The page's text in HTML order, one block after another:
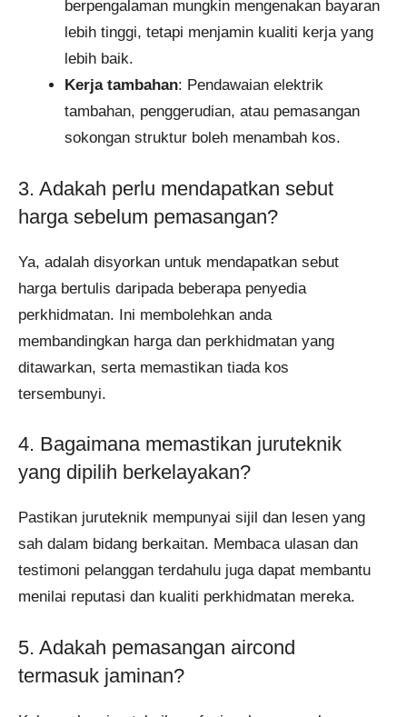
berpengalaman mungkin mengenakan bayaran
lebih tinggi, tetapi menjamin kualiti kerja yang
lebih baik.
Kerja tambahan: Pendawaian elektrik
tambahan, penggerudian, atau pemasangan
sokongan struktur boleh menambah kos.
3. Adakah perlu mendapatkan sebut
harga sebelum pemasangan?
Ya, adalah disyorkan untuk mendapatkan sebut
harga bertulis daripada beberapa penyedia
perkhidmatan. Ini membolehkan anda
membandingkan harga dan perkhidmatan yang
ditawarkan, serta memastikan tiada kos
tersembunyi.
4. Bagaimana memastikan juruteknik
yang dipilih berkelayakan?
Pastikan juruteknik mempunyai sijil dan lesen yang
sah dalam bidang berkaitan. Membaca ulasan dan
testimoni pelanggan terdahulu juga dapat membantu
menilai reputasi dan kualiti perkhidmatan mereka.
5. Adakah pemasangan aircond
termasuk jaminan?